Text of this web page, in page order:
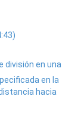
división en una
en la
hacia